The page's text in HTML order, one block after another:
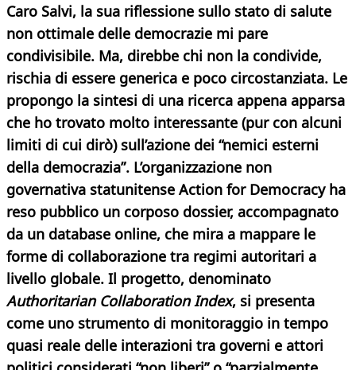
Caro Salvi, la sua riflessione sullo stato di salute
non ottimale delle democrazie mi pare
condivisibile. Ma, direbbe chi non la condivide,
rischia di essere generica e poco circostanziata. Le
propongo la sintesi di una ricerca appena apparsa
che ho trovato molto interessante (pur con alcuni
limiti di cui dirò) sull’azione dei “nemici esterni
della democrazia”. L’organizzazione non
governativa statunitense Action for Democracy ha
reso pubblico un corposo dossier, accompagnato
da un database online, che mira a mappare le
forme di collaborazione tra regimi autoritari a
livello globale. Il progetto, denominato
Authoritarian Collaboration Index, si presenta
come uno strumento di monitoraggio in tempo
quasi reale delle interazioni tra governi e attori